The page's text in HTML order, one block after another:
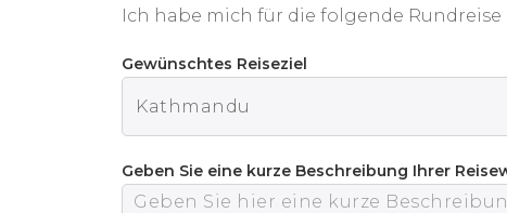
Ich habe mich für die folgende
Gewünschtes Reiseziel
Geben Sie eine kurze Beschreibung Ihrer